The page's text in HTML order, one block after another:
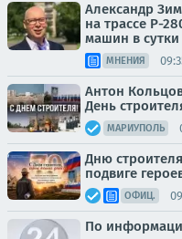
Александр
на трассе Р-
машин в сутки
МНЕНИЯ
Антон
День
МАРИУПОЛЬ
Дню
подвиге
ОФИЦ.
По